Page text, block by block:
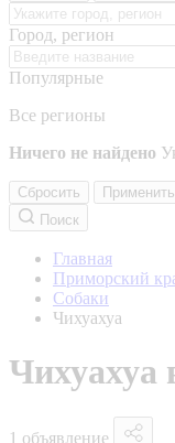
Город, регион
Популярные
Все регионы
Ничего не найдено
Сбросить
Применить
Поиск
Главная
Приморский
Собаки
Чихуахуа
Чихуахуа
1 объявление